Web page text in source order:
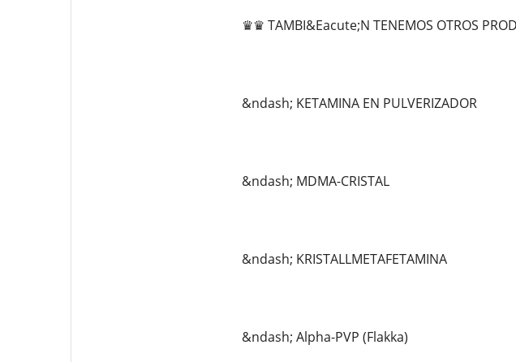
♛♛ TAMBI&Eacute;N TENEMOS OTROS
&ndash; KETAMINA EN PULVERIZADOR
&ndash; MDMA-CRISTAL
&ndash; KRISTALLMETAFETAMINA
&ndash; Alpha-PVP (Flakka)